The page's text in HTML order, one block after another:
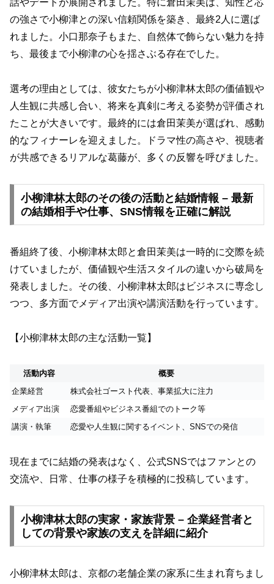
話やデートが展開されました。特に倉田茉美は、知性と芯
の強さで小柳津との深い信頼関係を築き、最終2人に選ば
れました。小口那奈子もまた、自然体で飾らない魅力を持
ち、最後まで小柳津の心を揺さぶる存在でした。
選考の理由としては、彼女たちが小柳津林太郎の価値観や
人生観に共感し合い、将来を真剣に考える姿勢が評価され
たことが大きいです。最終的には倉田茉美が選ばれ、感動
的なフィナーレを迎えました。ドラマ性の高さや、視聴者
が共感できるリアルな葛藤が、多くの反響を呼びました。
小柳津林太郎のその後の活動と結婚情報 – 最新
の結婚相手や仕事、SNS情報を正確に解説
番組終了後、小柳津林太郎と倉田茉美は一時的に交際を続
けていましたが、価値観や生活スタイルの違いから破局を
発表しました。その後、小柳津林太郎はビジネスに専念し
つつ、多方面でメディア出演や講演活動を行っています。
【小柳津林太郎の主な活動一覧】
活動内容
概要
企業経営
株式会社ゴースト代表、事業拡大に注力
メディア出演
恋愛番組やビジネス番組でのトーク等
講演・執筆
恋愛や人生観に関するイベント、SNSでの発信
現在までに結婚の発表はなく、公式SNSではファンとの
交流や、日常、仕事の様子を積極的に投稿しています。
小柳津林太郎の実家・家族背景 – 企業経営者と
しての背景や家族の支えを詳細に紹介
小柳津林太郎は、京都の老舗企業の家系に生まれ育ちまし